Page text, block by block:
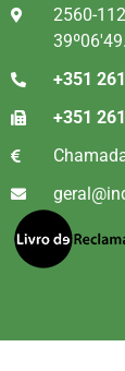
2560-
+351
+351